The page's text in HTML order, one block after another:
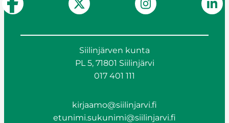
Siilinjärven kunta
PL 5, 71801 Siilinjärvi
017 401 111
kirjaamo@siilinjarvi.fi
etunimi.sukunimi@siilinjarvi.fi